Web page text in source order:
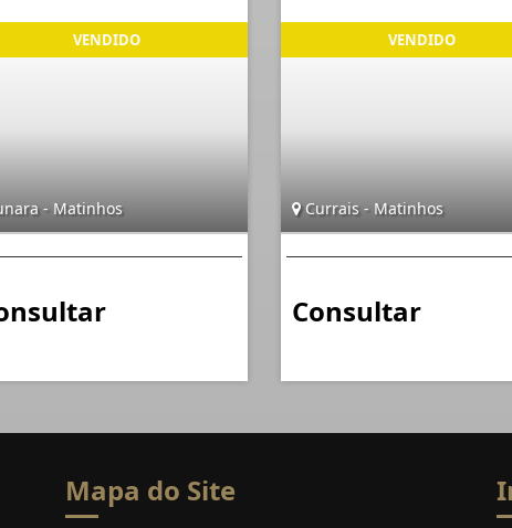
- Matinhos Currais - Matinhos
Consultar
Mapa do Site